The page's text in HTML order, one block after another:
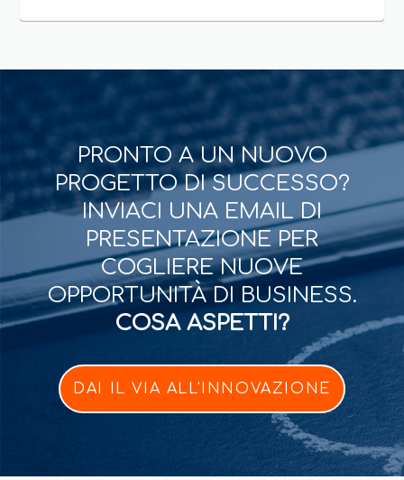
PRONTO A UN NUOVO
PROGETTO DI SUCCESSO?
INVIACI UNA EMAIL DI
PRESENTAZIONE PER
COGLIERE NUOVE
OPPORTUNITÀ DI BUSINESS.
COSA ASPETTI?
DAI IL VIA ALL'INNOVAZIONE